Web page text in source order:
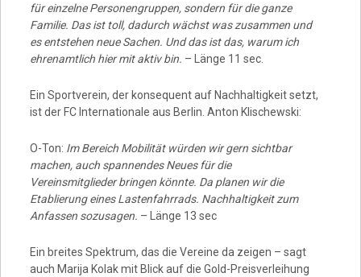
für einzelne Personengruppen, sondern für die ganze
Familie. Das ist toll, dadurch wächst was zusammen und
es entstehen neue Sachen. Und das ist das, warum ich
ehrenamtlich hier mit aktiv bin. – Länge 11 sec.
Ein Sportverein, der konsequent auf Nachhaltigkeit setzt,
ist der FC Internationale aus Berlin. Anton Klischewski:
O-Ton: Im Bereich Mobilität würden wir gern sichtbar
machen, auch spannendes Neues für die
Vereinsmitglieder bringen könnte. Da planen wir die
Etablierung eines Lastenfahrrads. Nachhaltigkeit zum
Anfassen sozusagen. – Länge 13 sec
Ein breites Spektrum, das die Vereine da zeigen – sagt
auch Marija Kolak mit Blick auf die Gold-Preisverleihung